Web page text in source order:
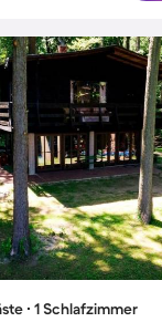
∙ 1 Schlafzimmer